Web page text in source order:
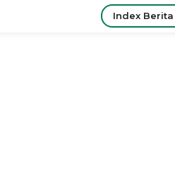
Index Berita